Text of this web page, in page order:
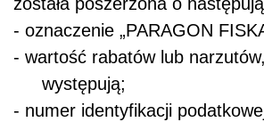
- oznaczenie „PARAGON
- wartość rabatów lub
występują;
- numer identyfikacji